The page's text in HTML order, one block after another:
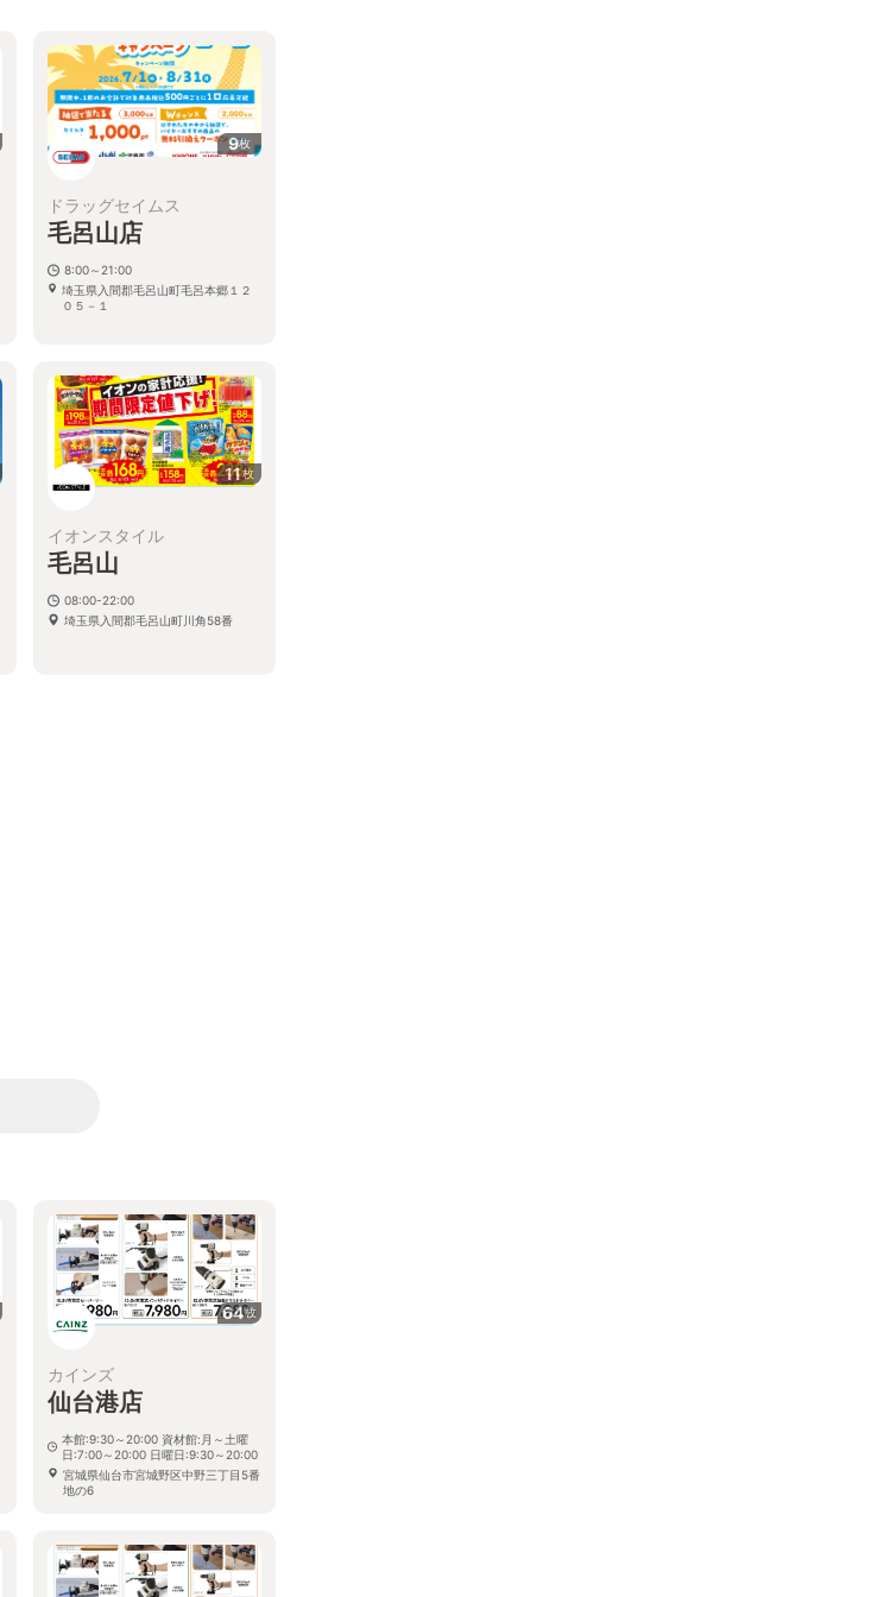
9枚
ドラッグセイムス
毛呂山店
8:00～21:00
埼玉県入間郡毛呂山町毛呂本郷１２
０５－１
11枚
イオンスタイル
毛呂山
08:00-22:00
埼玉県入間郡毛呂山町川角58番
64枚
カインズ
仙台港店
本館:9:30～20:00 資材館:月～土曜
日:7:00～20:00 日曜日:9:30～20:00
宮城県仙台市宮城野区中野三丁目5番
地の6